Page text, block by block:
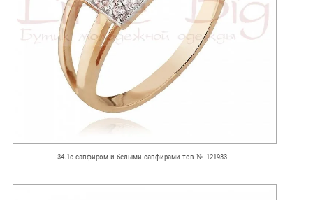
34.1с сапфиром и белыми сапфирами тов № 121933